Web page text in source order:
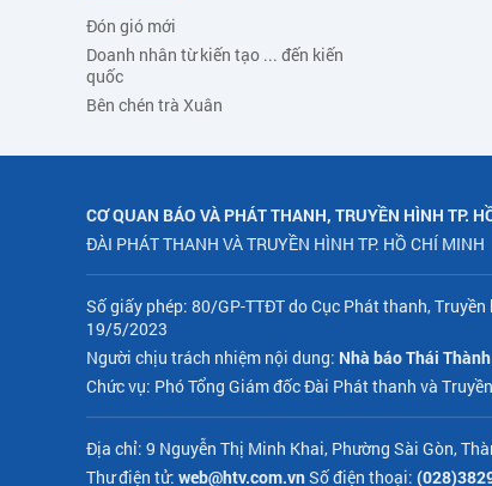
Đón gió mới
Doanh nhân từ kiến tạo ... đến kiến
quốc
Bên chén trà Xuân
CƠ QUAN BÁO VÀ PHÁT THANH, TRUYỀN HÌNH TP.
ĐÀI PHÁT THANH VÀ TRUYỀN HÌNH TP. HỒ CHÍ MINH
Số giấy phép: 80/GP-TTĐT do Cục Phát thanh,
19/5/2023
Người chịu trách nhiệm nội dung: Nhà báo Thái
Chức vụ: Phó Tổng Giám đốc Đài Phát thanh và
Địa chỉ: 9 Nguyễn Thị Minh Khai, Phường Sài Gòn,
Thư điện tử: web@htv.com.vnSố điện thoại: